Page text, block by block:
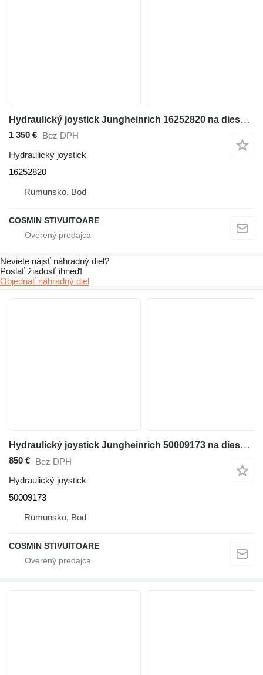
Hydraulický joystick Jungheinrich 16252820 na dieselového vysokozdvižného vozíka
1 350 €
Bez DPH
Hydraulický joystick
16252820
Rumunsko, Bod
COSMIN STIVUITOARE
Neviete nájsť náhradný diel?
Poslať žiadosť ihneď!
Objednať náhradný diel
Hydraulický joystick Jungheinrich 50009173 na dieselového vysokozdvižného vozíka
850 € Bez DPH
Hydraulický joystick
50009173
Rumunsko, Bod
COSMIN STIVUITOARE